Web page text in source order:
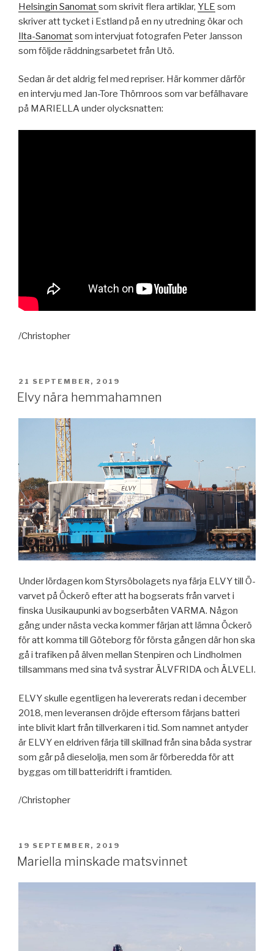
Helsingin Sanomatsom skrivit flera artiklar, YLE som
skriver att tycket i Estland på en ny utredning ökar och
Ilta-Sanomatsom intervjuat fotografen Peter Jansson
som följde räddningsarbetet från Utö.
Sedan är det aldrig fel med repriser. Här kommer därför
en intervju med Jan-Tore Thörnroos som var befälhavare
på MARIELLA under olycksnatten:
/Christopher
PUBLICERAT
21 SEPTEMBER, 2019
Elvy nära hemmahamnen
Under lördagen kom Styrsöbolagets nya färja ELVY till Ö-
varvet på Öckerö efter att ha bogserats från varvet i
finska Uusikaupunki av bogserbåten VARMA. Någon
gång under nästa vecka kommer färjan att lämna Öckerö
för att komma till Göteborg för första gången där hon ska
gå i trafiken på älven mellan Stenpiren och Lindholmen
tillsammans med sina två systrar ÄLVFRIDA och ÄLVELI.
ELVY skulle egentligen ha levererats redan i december
2018, men leveransen dröjde eftersom färjans batteri
inte blivit klart från tillverkaren i tid. Som namnet antyder
är ELVY en eldriven färja till skillnad från sina båda systrar
som går på dieselolja, men som är förberedda för att
byggas om till batteridrift i framtiden.
/Christopher
PUBLICERAT
19 SEPTEMBER, 2019
Mariella minskade matsvinnet